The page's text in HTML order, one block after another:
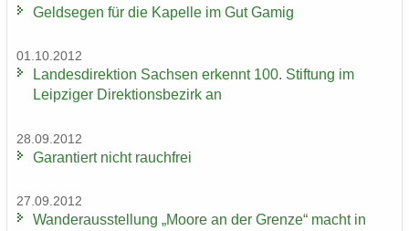
Geld­se­gen für die Ka­pel­le im Gut Gamig
01.10.2012
Lan­des­di­rek­ti­on Sach­sen er­kennt 100. Stif­tung im
Leip­zi­ger Di­rek­ti­ons­be­zirk an
28.09.2012
Ga­ran­tiert nicht rauch­frei
27.09.2012
Wan­der­aus­stel­lung „Moore an der Gren­ze“ macht in